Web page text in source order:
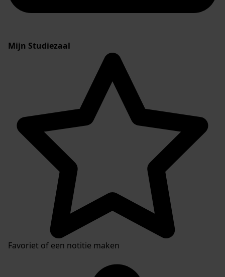
Mijn Studiezaal
Favoriet of een notitie maken